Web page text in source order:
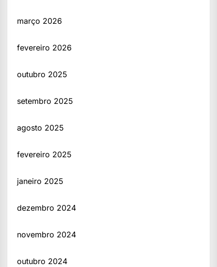
março 2026
fevereiro 2026
outubro 2025
setembro 2025
agosto 2025
fevereiro 2025
janeiro 2025
dezembro 2024
novembro 2024
outubro 2024